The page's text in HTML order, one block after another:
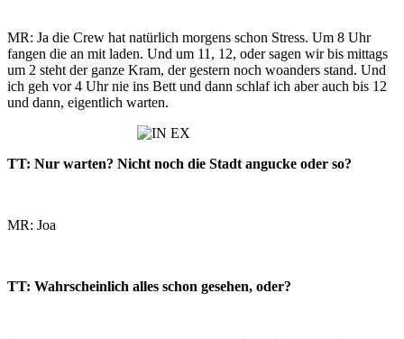
MR: Ja die Crew hat natürlich morgens schon Stress. Um 8 Uhr
fangen die an mit laden. Und um 11, 12, oder sagen wir bis mittags
um 2 steht der ganze Kram, der gestern noch woanders stand. Und
ich geh vor 4 Uhr nie ins Bett und dann schlaf ich aber auch bis 12
und dann, eigentlich warten.
TT: Nur warten? Nicht noch die Stadt angucke oder so?
MR: Joa
TT: Wahrscheinlich alles schon gesehen, oder?